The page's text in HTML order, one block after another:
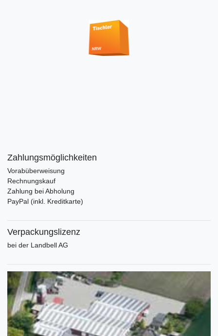
Zahlungsmöglichkeiten
Vorabüberweisung
Rechnungskauf
Zahlung bei Abholung
PayPal (inkl. Kreditkarte)
Verpackungslizenz
bei der Landbell AG